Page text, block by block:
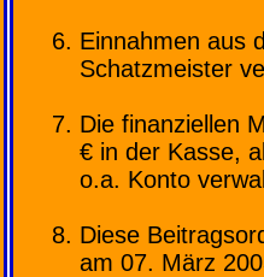
Einnahmen aus
Schatzmeister
Die finanziellen
€ in der Kasse,
o.a. Konto
Diese
am 07. März